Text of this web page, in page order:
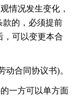
情况发生变化，
款的，必须提前
，可以变更本合
动合同协议书)。
一方可以单方面